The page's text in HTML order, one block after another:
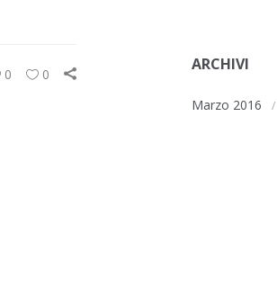
0 0 ARCHIVI
Marzo 2016